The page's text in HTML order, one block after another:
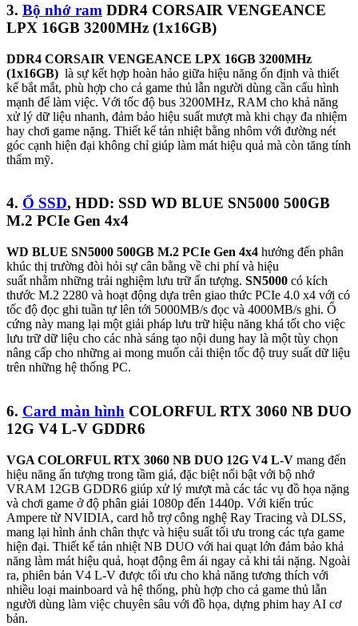
3. Bộ nhớ ram DDR4 CORSAIR VENGEANCE
LPX 16GB 3200MHz (1x16GB)
DDR4 CORSAIR VENGEANCE LPX 16GB 3200MHz
(1x16GB) là sự kết hợp hoàn hảo giữa hiệu năng ổn định và thiết
kế bắt mắt, phù hợp cho cả game thủ lẫn người dùng cần cấu hình
mạnh để làm việc. Với tốc độ bus 3200MHz, RAM cho khả năng
xử lý dữ liệu nhanh, đảm bảo hiệu suất mượt mà khi chạy đa nhiệm
hay chơi game nặng. Thiết kế tản nhiệt bằng nhôm với đường nét
góc cạnh hiện đại không chỉ giúp làm mát hiệu quả mà còn tăng tính
thẩm mỹ.
4. Ổ SSD, HDD: SSD WD BLUE SN5000 500GB
M.2 PCIe Gen 4x4
WD BLUE SN5000 500GB M.2 PCIe Gen 4x4 hướng đến phân
khúc thị trường đòi hỏi sự cân bằng về chi phí và hiệu
suất nhằm những trải nghiệm lưu trữ ấn tượng. SN5000 có kích
thước M.2 2280 và hoạt động dựa trên giao thức PCIe 4.0 x4 với có
tốc độ đọc ghi tuần tự lên tới 5000MB/s đọc và 4000MB/s ghi. Ổ
cứng này mang lại một giải pháp lưu trữ hiệu năng khá tốt cho việc
lưu trữ dữ liệu cho các nhà sáng tạo nội dung hay là một tùy chọn
nâng cấp cho những ai mong muốn cải thiện tốc độ truy suất dữ liệu
trên những hệ thống PC.
6. Card màn hình COLORFUL RTX 3060 NB DUO
12G V4 L-V GDDR6
VGA COLORFUL RTX 3060 NB DUO 12G V4 L-V mang đến
hiệu năng ấn tượng trong tầm giá, đặc biệt nổi bật với bộ nhớ
VRAM 12GB GDDR6 giúp xử lý mượt mà các tác vụ đồ họa nặng
và chơi game ở độ phân giải 1080p đến 1440p. Với kiến trúc
Ampere từ NVIDIA, card hỗ trợ công nghệ Ray Tracing và DLSS,
mang lại hình ảnh chân thực và hiệu suất tối ưu trong các tựa game
hiện đại. Thiết kế tản nhiệt NB DUO với hai quạt lớn đảm bảo khả
năng làm mát hiệu quả, hoạt động êm ái ngay cả khi tải nặng. Ngoài
ra, phiên bản V4 L-V được tối ưu cho khả năng tương thích với
nhiều loại mainboard và hệ thống, phù hợp cho cả game thủ lẫn
người dùng làm việc chuyên sâu với đồ họa, dựng phim hay AI cơ
bản.